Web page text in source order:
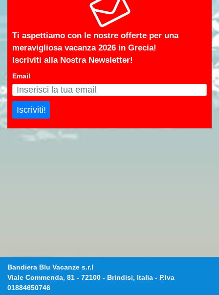
Ti aspettiamo con le nostre offerte per una
meravigliosa vacanza 2026 in Grecia!
Iscriviti alla Nostra Newsletter!
Email
Iscriviti!
Bandiera Blu Vacanze s.r.l
Viale Commenda, 81 - 72100 - Brindisi, Italia - P.Iva
01884650746